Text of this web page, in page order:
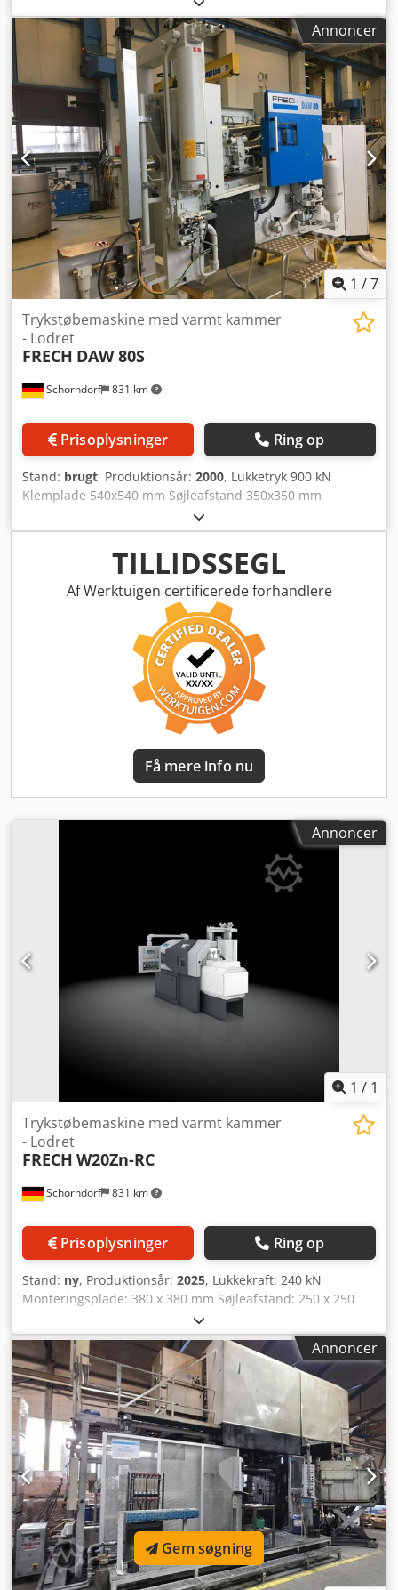
igangværende produktion. Enheden er kontrolleret og
istandsat af producenten. Dcsdpfxjy Diauj Am RjkAnnoncer
1 /7
Schorndorf 831 km
Trykstøbemaskine med varmt kammer
- Lodret
FRECH DAW 80S
Prisoplysninger Ring op
Stand: brugt, Produktionsår: 2000, Lukketryk 900 kN
Klemplade 540x540 mm Søjleafstand 350x350 mm
Maskinvægt ca. 5,5 t Lukkevandring 280 mm Udkasterkraft
60 kN Udkastervandring 70 mm Formhøjde 160-400 mm
Søjlediameter 65 mm Støbekraft 75 kN Støbeslag 130 mm
Støbestempeldiameter 50, 55, 60 mm Støbevolumen (DIN
24480) 119, 163, 214 cm² Specifikt støbetryk 380, 315, 265
kp/cm² Tilhørende delingsflade 236, 285, 340 cm²
Aftræksvandring 150 mm Fuldrenoveret trykstøbemaskine
DAW 80 GO med DataLogic-styring til zinklegeringer.
Uddrag af hovedrevisionen: · Opgradering med nyt
styreskab og betjeningspanel, inkl. udskiftning af alle el-
ledninger · Fornyelse af hydraulik (blokke og ventiler) ·
Overhaling af lukkedelen Uddybende oplysninger på
forespørgsel Maskinen er udstyret med følgende
muligheder: Motoriseret beskyttelsesdør, støberetning til
venstre Afkastskakt-dækplade på understel (lige)
Betjeningspult stående 1.0.2 Afkastskakt-dækplade på
pumpe TOC 3.2.1 Ovnsstyreskab til ovntype Z 4.0.1 Brug af
vand-glykol Dcjdpeyzt D Ejfx Am Rek 4.2. Venstreside GO
6.1.3.1 Kablet signalinterface til udtagning (DISPO10) 6.5.2
Udstyrspakke RSD med Switch 7.2.2.2 Spraymotion 611 E
7.4.0.3 Sprøjteskinne CR 275 Yderligere optioner kan
tilbydes efter aftale.
TILLIDSSEGL
Af Werktuigen certificerede forhandlere
Få mere info nu
Annoncer
1 / 1
Schorndorf 831 km
Trykstøbemaskine med varmt kammer
- Lodret
FRECH W20Zn-RC
Prisoplysninger Ring op
Stand: ny, Produktionsår: 2025, Lukkekraft: 240 kN
Monteringsplade: 380 x 380 mm Søjleafstand: 250 x 250
mm Maskinvægt ca.: 3,0 t Lukkevej: 180 mm Udkasterkraft:
28 kN Dsdjx Hp E Aepfx Am Rjck Udkastervej: 50 mm
Formhøjde: 120–300 mm Søjlediameter: 45 mm Støbekraft:
43 kN Støbevej: 85 mm Støbestempel diameter: 36, 40, 45
mm Støbevolumen (DIN 24480): 47, 63, 87 cm³ Specifikt
støbepres: 420, 340, 270 daN/cm² Tilhørende delingsflade:
56, 70, 88 cm² Tilbageslagsløb: 150 mm Maskinudstyr: 1.0.2
Lukkeenhedsafdækning på understel til vægte/rende 1.0.3
Smådelsafdækning i understellet 1.1.0 Elektrisk
beskyttelsesdør i støberetning til venstre 1.4.0 Maskinlejer
1.5.4 Indvendig belysning af maskinrum 1.11.0
Udstyrspakke – energieffektivitet 2.0.1.2 Udkaster-
assistentpakke Technology inkl. SensiEject 2.6.4
Maskinassistsystem SensiLock® 2.8.0 Hydraulisk justering
af lukkeenheden 3.0.1.2 Støbeassistentpakke Technology
Annoncer
Gem søgning